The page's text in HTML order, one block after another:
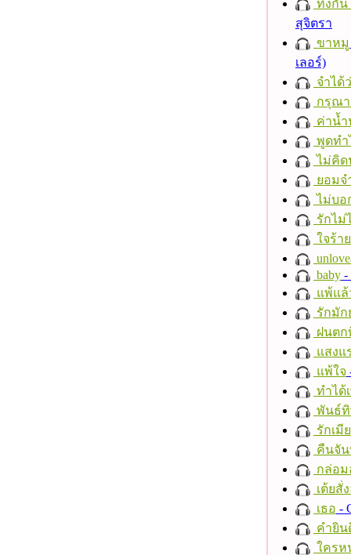
ทิ้งกัน
สุจิตรา
ขาหมู
เลอร์)
จำได้
กรุณา
ค่าน้
พูดทำ
ไม่คิด
ยอม
ไม่บอ
รักไม่
ใจร้าย
baby -
แพ้แล้
รักมัก
ฝนตก
แสงแ
แพ้ใจ
ทำได้
พันธ์
รักเมี
คืนจั
กล่อม
เต้ยสั่
เธอ -
คำยิน
ใครห